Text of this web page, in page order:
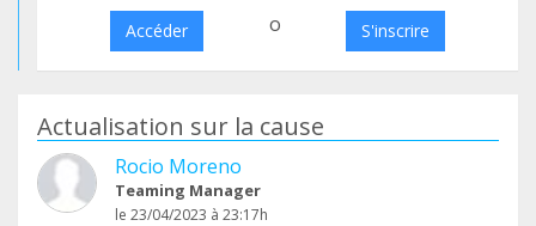
Accéder o S'inscrire
Actualisation sur la cause
Rocio Moreno
Teaming Manager
le 23/04/2023 à 23:17h